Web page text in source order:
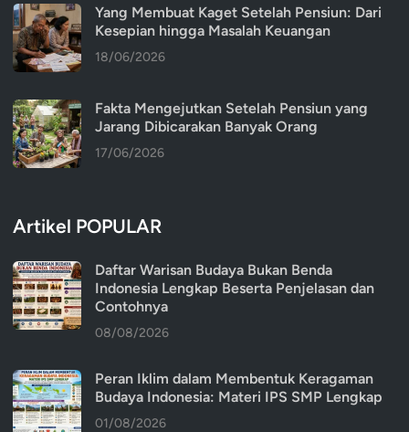
Yang Membuat Kaget Setelah Pensiun: Dari
Kesepian hingga Masalah Keuangan
18/06/2026
Fakta Mengejutkan Setelah Pensiun yang
Jarang Dibicarakan Banyak Orang
17/06/2026
Artikel POPULAR
Daftar Warisan Budaya Bukan Benda
Indonesia Lengkap Beserta Penjelasan dan
Contohnya
08/08/2026
Peran Iklim dalam Membentuk Keragaman
Budaya Indonesia: Materi IPS SMP Lengkap
01/08/2026